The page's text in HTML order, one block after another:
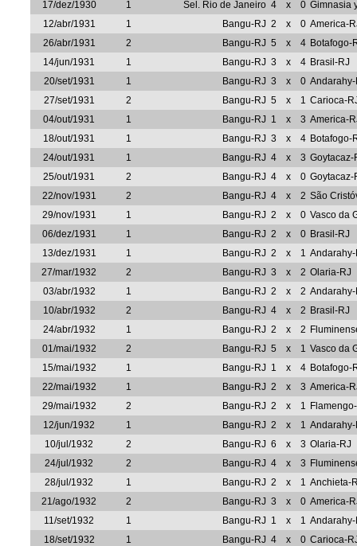
17/dez/1930
1 Sel. Rio de Janeiro 4 x 0 Gimnasia
12/abr/1931
1 Bangu-RJ 2 x 0 America-
26/abr/1931
2 Bangu-RJ 5 x 4 Botafogo-
14/jun/1931
1 Bangu-RJ 3 x 4 Brasil-RJ
20/set/1931
1 Bangu-RJ 3 x 0
27/set/1931
2 Bangu-RJ 5 x 1 Carioca-
04/out/1931
1 Bangu-RJ 1 x 3 America-
18/out/1931
1 Bangu-RJ 3 x 4 Botafogo-
24/out/1931
1 Bangu-RJ 4 x 3 Goytacaz-
25/out/1931
2 Bangu-RJ 4 x 0 Goytacaz-
22/nov/1931
2 Bangu-RJ 4 x 2 São
29/nov/1931
1 Bangu-RJ 2 x 0 Vasco da
06/dez/1931
1 Bangu-RJ 2 x 0 Brasil-RJ
13/dez/1931
1 Bangu-RJ 2 x 1
27/mar/1932
2 Bangu-RJ 3 x 2 Olaria-RJ
03/abr/1932
1 Bangu-RJ 2 x 2
10/abr/1932
2 Bangu-RJ 4 x 2 Brasil-RJ
24/abr/1932
1 Bangu-RJ 2 x 2
01/mai/1932
2 Bangu-RJ 5 x 1 Vasco da
15/mai/1932
1 Bangu-RJ 1 x 4 Botafogo-
22/mai/1932
1 Bangu-RJ 2 x 3 America-
29/mai/1932
2 Bangu-RJ 2 x 1
12/jun/1932
1 Bangu-RJ 2 x 1
10/jul/1932
2 Bangu-RJ 6 x 3 Olaria-RJ
24/jul/1932
2 Bangu-RJ 4 x 3
28/jul/1932
1 Bangu-RJ 2 x 1 Anchieta-
21/ago/1932
2 Bangu-RJ 3 x 0 America-
11/set/1932
1 Bangu-RJ 1 x 1
18/set/1932
1 Bangu-RJ 4 x 0 Carioca-